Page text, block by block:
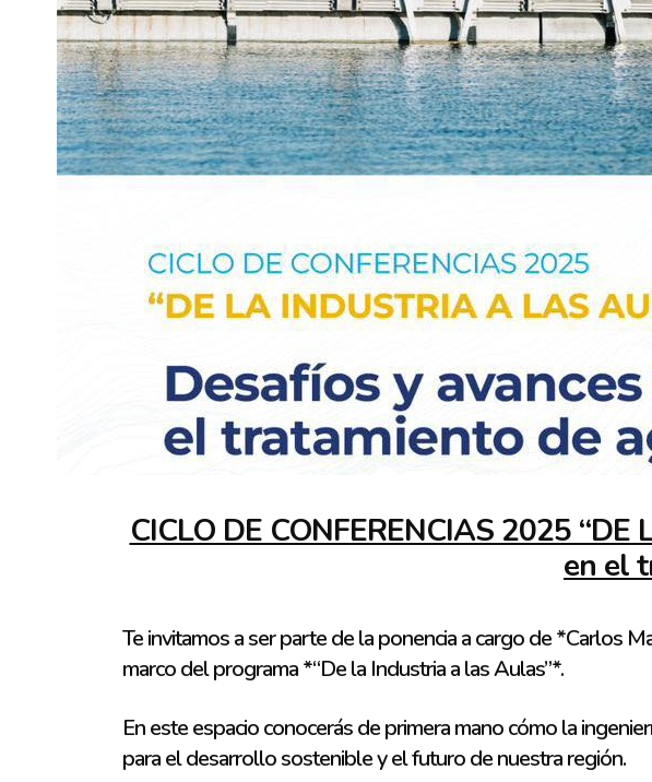
CICLO DE CONFERENCIAS 2025
en el
Te invitamos a ser parte de la ponencia a cargo de *Carlos
marco del programa *“De la Industria a las Aulas”*.
En este espacio conocerás de primera mano cómo la
para el desarrollo sostenible y el futuro de nuestra región.